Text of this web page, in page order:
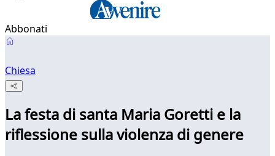
Abbonati
Chiesa
La festa di santa Maria Goretti e la
riflessione sulla violenza di genere